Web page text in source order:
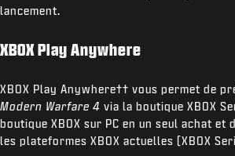
lancement.
XBOX Play Anywhere
XBOX Play Anywhere†† vous permet de
Modern Warfare 4 via la boutique XBOX
boutique XBOX sur PC en un seul achat et
les plateformes XBOX actuelles (XBOX